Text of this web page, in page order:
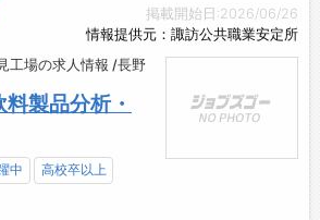
掲載開始日:2026/06/26
情報提供元：諏訪公共職業安定所
工場の求人情報 /長野
製品分析・
中
高校卒以上